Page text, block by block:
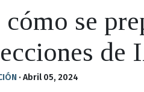
cómo se
· Abril 05, 2024